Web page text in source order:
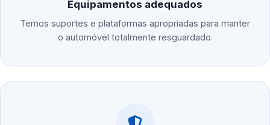
Equipamentos adequados
Temos suportes e plataformas apropriadas para manter
o automóvel totalmente resguardado.